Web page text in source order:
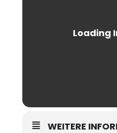
WEITERE